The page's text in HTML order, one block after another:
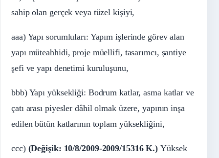
sahip olan gerçek veya tüzel kişiyi,
aaa) Yapı sorumluları: Yapım işlerinde görev alan
yapı müteahhidi, proje müellifi, tasarımcı, şantiye
şefi ve yapı denetimi kuruluşunu,
bbb) Yapı yüksekliği: Bodrum katlar, asma katlar ve
çatı arası piyesler dâhil olmak üzere, yapının inşa
edilen bütün katlarının toplam yüksekliğini,
ccc) (Değişik: 10/8/2009-2009/15316 K.) Yüksek